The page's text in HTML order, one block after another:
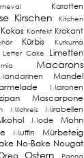
Karotten
Kirschen
Kitchen
Kokos Konfekt Krokant
Kürbis
Kurkuma
Letter Cake Limetten
Macarons
Mandel
Maronen
Mascarpone
Milchreis
Mirabellen
Mode Mohn
Muffin
Mürbeteig
No-Bake Nougat
Ostern Panna